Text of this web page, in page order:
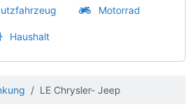
Motorrad
Haushalt
LE Chrysler- Jeep